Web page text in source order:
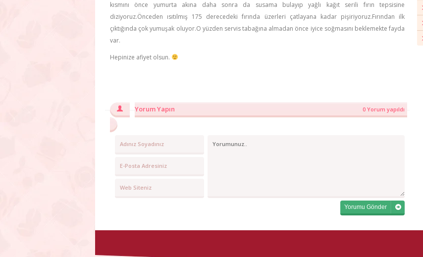
kısmını önce yumurta akına daha sonra da susama bulayıp yağlı kağıt serili fırın tepsisine
diziyoruz.Önceden ısıtılmış 175 derecedeki fırında üzerleri çatlayana kadar pişiriyoruz.Fırından ilk
çıktığında çok yumuşak oluyor.O yüzden servis tabağına almadan önce iyice soğmasını beklemekte fayda
var.
Hepinize afiyet olsun.
Yorum Yapın 0 Yorum yapıldı